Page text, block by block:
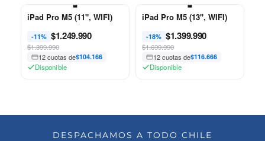
iPad Pro M5 (11", WIFI)
-11% $1.249.990
$1.399.990
12 cuotas de$104.166
Disponible
iPad Pro M5 (13", WIFI)
-18% $1.399.990
$1.699.990
12 cuotas de$116.666
Disponible
DESPACHAMOS A TODO CHILE